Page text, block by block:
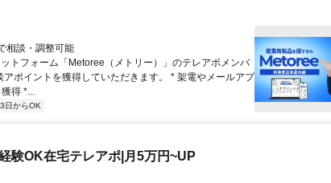
相談・調整可能
トフォーム「Metoree（メトリー）」のテレアポメンバ
アポイントを獲得していただきます。 * 架電やメールアプ
得 *...
日からOK
験OK在宅テレアポ|月5万円~UP